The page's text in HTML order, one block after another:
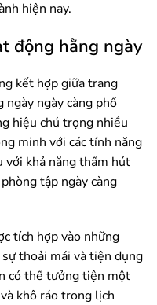
hiện nay.
động hằng ngày
kết hợp giữa trang
ngày ngày càng phổ
hiệu chú trọng nhiều
minh với các tính năng
với khả năng thấm hút
tập ngày càng
tích hợp vào những
thoải mái và tiện dụng
có thể tưởng tiện một
khô ráo trong lịch